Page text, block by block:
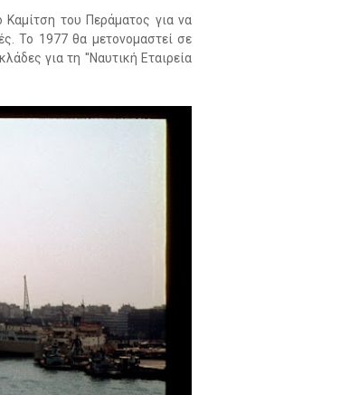
του Περάματος για να
Το 1977 θα μετονομαστεί σε
για τη ''Ναυτική Εταιρεία